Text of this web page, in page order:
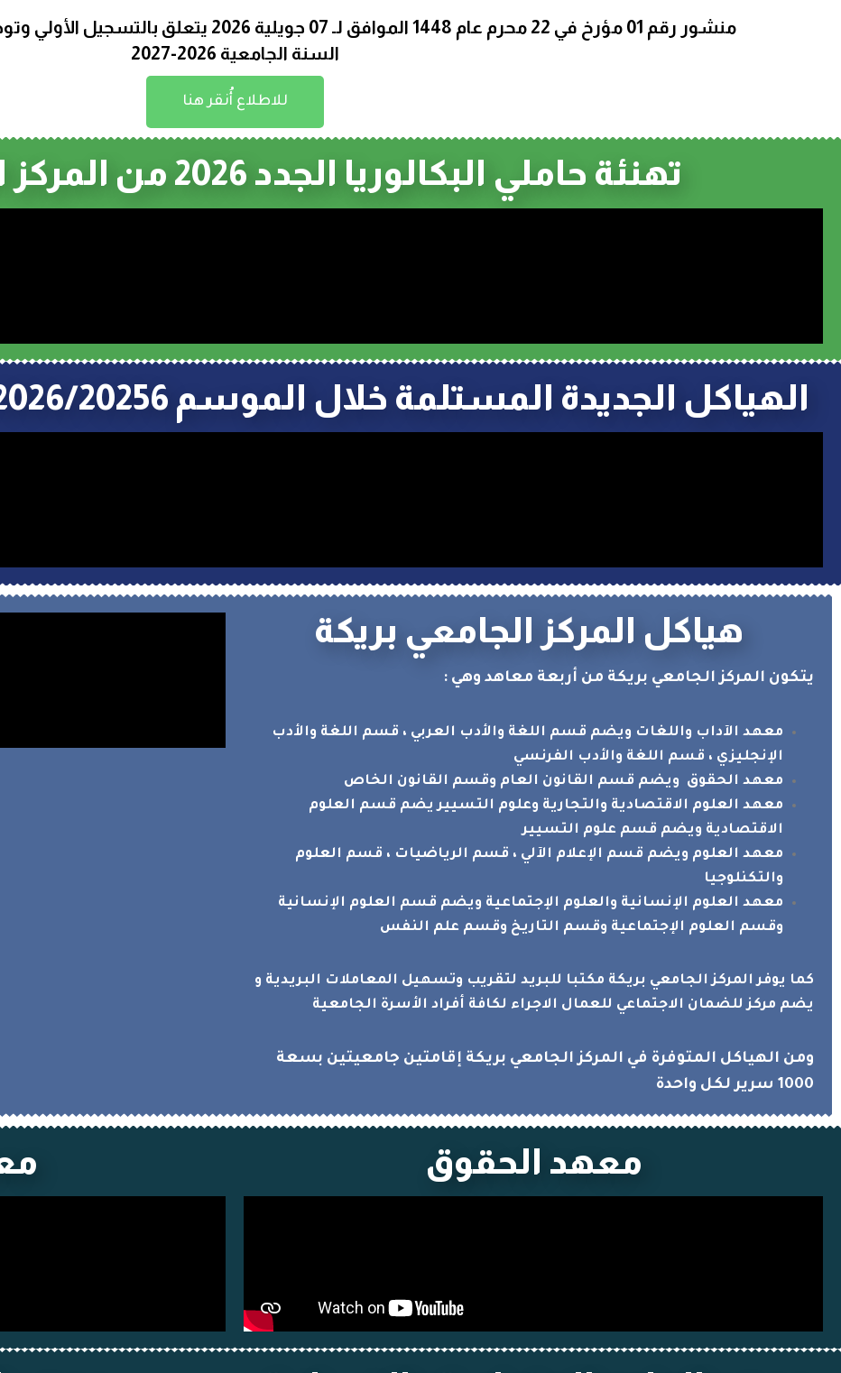
منشور رقم 01 مؤرخ في 22 محرم عام 1448 الموافق لـ 07
السنة الجامعية 2026-2027
للاطلاع أُنقر هنا
تهنئة حاملي البكالوريا الجدد 2026 من المركز الجامعي بريكة
الهياكل الجديدة المستلمة خلال الموسم 2026/20256 للمركز الجامعي بريكة
هياكل المركز الجامعي بريكة
يتكون المركز الجامعي بريكة من أربعة معاهد وهي :
معهد الآداب واللغات ويضم قسم اللغة والأدب العربي ، قسم اللغة والأدب
الإنجليزي ، قسم اللغة والأدب الفرنسي
معهد الحقوق ويضم قسم القانون العام وقسم القانون الخاص
معهد العلوم الاقتصادية والتجارية وعلوم التسيير يضم قسم العلوم
الاقتصادية ويضم قسم علوم التسيير
معهد العلوم ويضم قسم الإعلام الآلي ، قسم الرياضيات ، قسم العلوم
والتكنلوجيا
معهد العلوم الإنسانية والعلوم الإجتماعية ويضم قسم العلوم الإنسانية
وقسم العلوم الإجتماعية وقسم التاريخ وقسم علم النفس
كما يوفر المركز الجامعي بريكة مكتبا للبريد لتقريب وتسهيل المعاملات البريدية و
يضم مركز للضمان الاجتماعي للعمال الاجراء لكافة أفراد الأسرة الجامعية
ومن الهياكل المتوفرة في المركز الجامعي بريكة إقامتين جامعيتين بسعة
1000 سرير لكل واحدة
معهد الحقوق